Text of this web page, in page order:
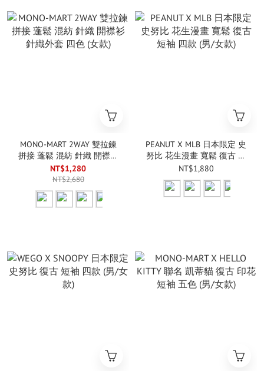
MONO-MART 2WAY 雙拉鍊
拼接 蓬鬆 混紡 針織 開襟衫
針織外套 四色 (女款)
NT$1,280
NT$2,680
PEANUT X MLB 日本限定 史
努比 花生漫畫 寬鬆 復古 短
袖 四款 (男/女款)
NT$1,880